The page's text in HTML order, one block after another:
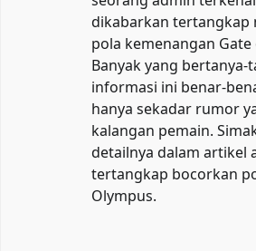
dikabarkan tertangkap
pola kemenangan
Banyak yang bertanya-
informasi ini benar-
hanya sekadar rumor
kalangan pemain.
detailnya dalam artikel
tertangkap bocorkan
Olympus.